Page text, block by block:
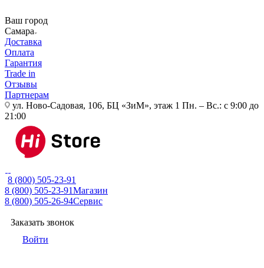
Ваш город
Самара
Доставка
Оплата
Гарантия
Trade in
Отзывы
Партнерам
ул. Ново-Садовая, 106, БЦ «ЗиМ», этаж 1 Пн. – Вс.: с 9:00 до
21:00
8 (800) 505-23-91
8 (800) 505-23-91Магазин
8 (800) 505-26-94Сервис
Заказать звонок
Войти